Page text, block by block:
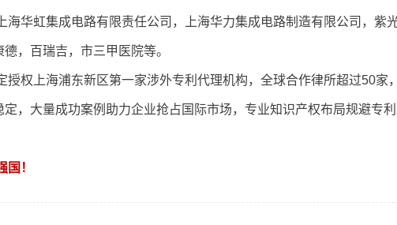
海华虹集成电路有限责任公司，上海华力集成电路制造有限公司，
，百瑞吉，市三甲医院等。
授权上海浦东新区第一家涉外专利代理机构，全球合作律所超过50
，大量成功案例助力企业抢占国际市场，专业知识产权布局规避专
！